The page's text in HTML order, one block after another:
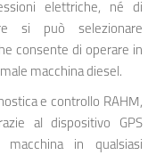
elettriche, né di
si può selezionare
consente di operare in
macchina diesel.
e controllo RAHM,
al dispositivo GPS
in qualsiasi